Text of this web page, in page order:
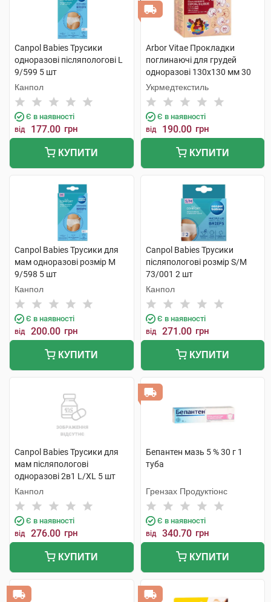
Canpol Babies Трусики
одноразові післяпологові L
9/599 5 шт
Канпол
Є в наявності
від 177.00 грн
КУПИТИ
Arbor Vitae Прокладки
поглинаючі для грудей
одноразові 130х130 мм 30
шт
Укрмедтекстиль
Є в наявності
від 190.00 грн
КУПИТИ
Canpol Babies Трусики для
мам одноразові розмір M
9/598 5 шт
Канпол
Є в наявності
від 200.00 грн
КУПИТИ
Canpol Babies Трусики
післяпологові розмір S/M
73/001 2 шт
Канпол
Є в наявності
від 271.00 грн
КУПИТИ
Canpol Babies Трусики для
мам післяпологові
одноразові 2в1 L/XL 5 шт
Канпол
Є в наявності
від 276.00 грн
КУПИТИ
Бепантен мазь 5 % 30 г 1
туба
Грензах Продуктіонс
Є в наявності
від 340.70 грн
КУПИТИ